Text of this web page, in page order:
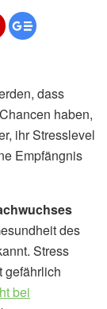
dass
haben,
ihr Stresslevel
Empfängnis
des
Stress
gefährlich
bei